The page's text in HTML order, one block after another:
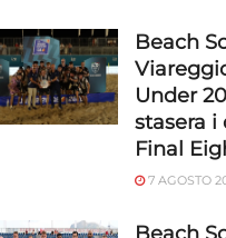
Beach
Under
stasera i
Final
7 AGOSTO